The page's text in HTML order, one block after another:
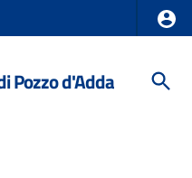
Pozzo d'Adda